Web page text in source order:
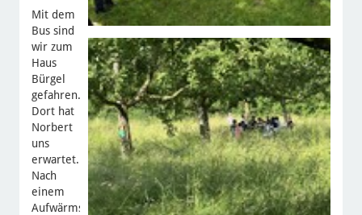
Mit dem
Bus sind
wir zum
Haus
Bürgel
gefahren.
Dort hat
Norbert
uns
erwartet.
Nach
einem
Aufwärmspiel